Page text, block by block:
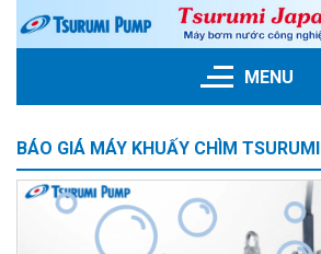
Skip
MENU
BÁO GIÁ MÁY KHUẤY CHÌM TSURUMI